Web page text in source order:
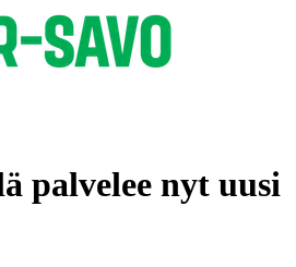
palvelee nyt uusi